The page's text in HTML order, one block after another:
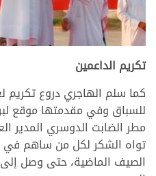
تكريم الداعمين
كما سلم الهاجري دروع تكريم
للسباق وفي مقدمتها موقع
مطر الضابت الدوسري المدير
تواه الشكر لكل من ساهم في
الصيف الماضية، حتى وصل إلى